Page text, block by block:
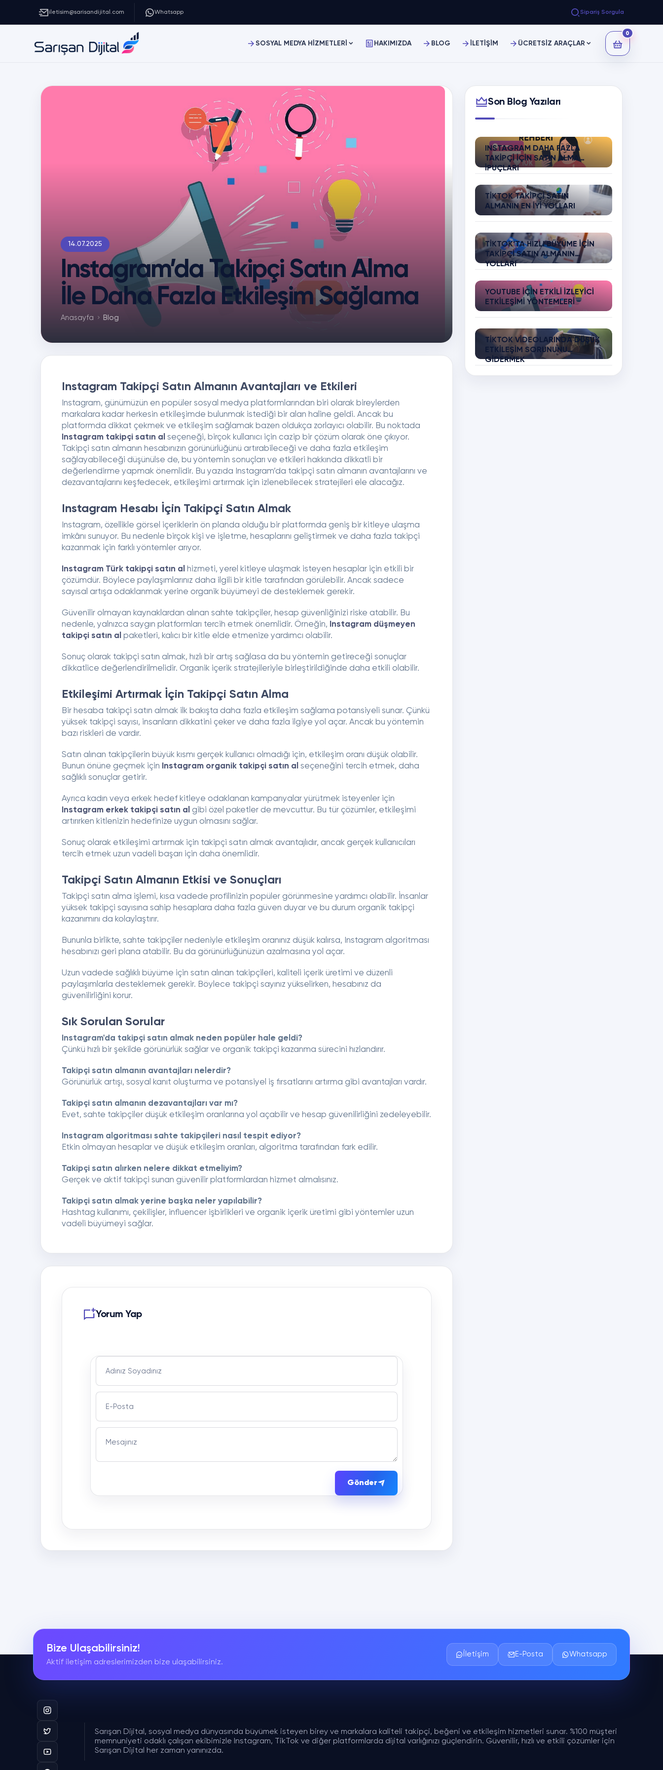
iletisim@sarisandijital.com Whatsapp Sipariş Sorgula
SOSYAL MEDYA HİZMETLERİ HAKIMIZDA BLOG İLETİŞİM ÜCRETSİZ ARAÇLAR
0
14.07.2025
Instagram’da Takipçi Satın Alma
İle Daha Fazla Etkileşim Sağlama
Anasayfa Blog
Instagram Takipçi Satın Almanın Avantajları ve Etkileri
Instagram, günümüzün en popüler sosyal medya platformlarından biri olarak bireylerden
markalara kadar herkesin etkileşimde bulunmak istediği bir alan haline geldi. Ancak bu
platformda dikkat çekmek ve etkileşim sağlamak bazen oldukça zorlayıcı olabilir. Bu noktada
Instagram takipçi satın al seçeneği, birçok kullanıcı için cazip bir çözüm olarak öne çıkıyor.
Takipçi satın almanın hesabınızın görünürlüğünü artırabileceği ve daha fazla etkileşim
sağlayabileceği düşünülse de, bu yöntemin sonuçları ve etkileri hakkında dikkatli bir
değerlendirme yapmak önemlidir. Bu yazıda Instagram’da takipçi satın almanın avantajlarını ve
dezavantajlarını keşfedecek, etkileşimi artırmak için izlenebilecek stratejileri ele alacağız.
Instagram Hesabı İçin Takipçi Satın Almak
Instagram, özellikle görsel içeriklerin ön planda olduğu bir platformda geniş bir kitleye ulaşma
imkânı sunuyor. Bu nedenle birçok kişi ve işletme, hesaplarını geliştirmek ve daha fazla takipçi
kazanmak için farklı yöntemler arıyor.
Instagram Türk takipçi satın al
hizmeti, yerel kitleye ulaşmak isteyen hesaplar için etkili bir
çözümdür. Böylece paylaşımlarınız daha ilgili bir kitle tarafından görülebilir. Ancak sadece
sayısal artışa odaklanmak yerine organik büyümeyi de desteklemek gerekir.
Güvenilir olmayan kaynaklardan alınan sahte takipçiler, hesap güvenliğinizi riske atabilir. Bu
nedenle, yalnızca saygın platformları tercih etmek önemlidir. Örneğin, Instagram düşmeyen
takipçi satın al paketleri, kalıcı bir kitle elde etmenize yardımcı olabilir.
Sonuç olarak takipçi satın almak, hızlı bir artış sağlasa da bu yöntemin getireceği sonuçlar
dikkatlice değerlendirilmelidir. Organik içerik stratejileriyle birleştirildiğinde daha etkili olabilir.
Etkileşimi Artırmak İçin Takipçi Satın Alma
Bir hesaba takipçi satın almak ilk bakışta daha fazla etkileşim sağlama potansiyeli sunar. Çünkü
yüksek takipçi sayısı, insanların dikkatini çeker ve daha fazla ilgiye yol açar. Ancak bu yöntemin
bazı riskleri de vardır.
Satın alınan takipçilerin büyük kısmı gerçek kullanıcı olmadığı için, etkileşim oranı düşük olabilir.
Bunun önüne geçmek için Instagram organik takipçi satın al seçeneğini tercih etmek, daha
sağlıklı sonuçlar getirir.
Ayrıca kadın veya erkek hedef kitleye odaklanan kampanyalar yürütmek isteyenler için
Instagram erkek takipçi satın al gibi özel paketler de mevcuttur. Bu tür çözümler, etkileşimi
artırırken kitlenizin hedefinize uygun olmasını sağlar.
Sonuç olarak etkileşimi artırmak için takipçi satın almak avantajlıdır, ancak gerçek kullanıcıları
tercih etmek uzun vadeli başarı için daha önemlidir.
Takipçi Satın Almanın Etkisi ve Sonuçları
Takipçi satın alma işlemi, kısa vadede profilinizin popüler görünmesine yardımcı olabilir. İnsanlar
yüksek takipçi sayısına sahip hesaplara daha fazla güven duyar ve bu durum organik takipçi
kazanımını da kolaylaştırır.
Bununla birlikte, sahte takipçiler nedeniyle etkileşim oranınız düşük kalırsa, Instagram algoritması
hesabınızı geri plana atabilir. Bu da görünürlüğünüzün azalmasına yol açar.
Uzun vadede sağlıklı büyüme için satın alınan takipçileri, kaliteli içerik üretimi ve düzenli
paylaşımlarla desteklemek gerekir. Böylece takipçi sayınız yükselirken, hesabınız da
güvenilirliğini korur.
Sık Sorulan Sorular
Instagram'da takipçi satın almak neden popüler hale geldi?
Çünkü hızlı bir şekilde görünürlük sağlar ve organik takipçi kazanma sürecini hızlandırır.
Takipçi satın almanın avantajları nelerdir?
Görünürlük artışı, sosyal kanıt oluşturma ve potansiyel iş fırsatlarını artırma gibi avantajları vardır.
Takipçi satın almanın dezavantajları var mı?
Evet, sahte takipçiler düşük etkileşim oranlarına yol açabilir ve hesap güvenilirliğini zedeleyebilir.
Instagram algoritması sahte takipçileri nasıl tespit ediyor?
Etkin olmayan hesaplar ve düşük etkileşim oranları, algoritma tarafından fark edilir.
Takipçi satın alırken nelere dikkat etmeliyim?
Gerçek ve aktif takipçi sunan güvenilir platformlardan hizmet almalısınız.
Takipçi satın almak yerine başka neler yapılabilir?
Hashtag kullanımı, çekilişler, influencer işbirlikleri ve organik içerik üretimi gibi yöntemler uzun
vadeli büyümeyi sağlar.
Yorum Yap
Adınız Soyadınız
E-Posta
Mesajınız
Gönder
Son Blog Yazıları
INSTAGRAM DAHA FAZLA
TAKIPÇI İÇIN SATIN ALMA
İPUÇLARI
TIKTOK TAKIPÇI SATIN
ALMANIN EN İYI YOLLARI
TIKTOK’TA HIZLI BÜYÜME İÇIN
TAKIPÇI SATIN ALMANIN
YOLLARI
YOUTUBE İÇIN ETKILI İZLEYICI
ETKILEŞIMI YÖNTEMLERI
TIKTOK VIDEOLARINDA DÜŞÜK
ETKILEŞIM SORUNUNU
GIDERMEK
Bize Ulaşabilirsiniz!
Aktif iletişim adreslerimizden bize ulaşabilirsiniz.
İletişim E-Posta Whatsapp
Sarışan Dijital, sosyal medya dünyasında büyümek isteyen birey ve markalara kaliteli takipçi, beğeni ve etkileşim hizmetleri sunar. %100 müşteri
memnuniyeti odaklı çalışan ekibimizle Instagram, TikTok ve diğer platformlarda dijital varlığınızı güçlendirin. Güvenilir, hızlı ve etkili çözümler için
Sarışan Dijital her zaman yanınızda.